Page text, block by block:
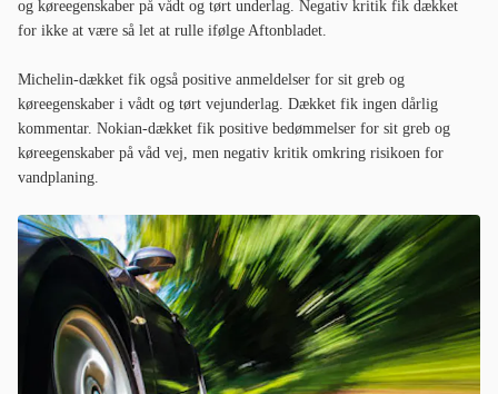
og køreegenskaber på vådt og tørt underlag. Negativ kritik fik dækket
for ikke at være så let at rulle ifølge Aftonbladet.
Michelin-dækket fik også positive anmeldelser for sit greb og
køreegenskaber i vådt og tørt vejunderlag. Dækket fik ingen dårlig
kommentar. Nokian-dækket fik positive bedømmelser for sit greb og
køreegenskaber på våd vej, men negativ kritik omkring risikoen for
vandplaning.